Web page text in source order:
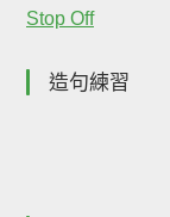
Stop Off
造句練習